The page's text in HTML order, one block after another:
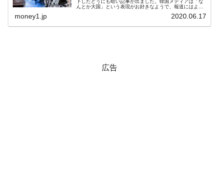
下したどうにも暗い記事が出ました。韓国メディアは「な
んとか大国」という表現がお好きなようで、報道にはよく
money1.jp 2020.06.17
広告